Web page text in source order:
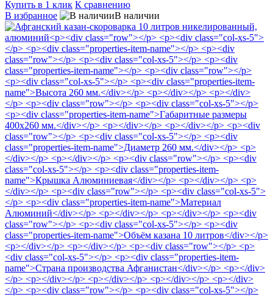
Купить в 1 клик К сравнению
В избранное
В наличии